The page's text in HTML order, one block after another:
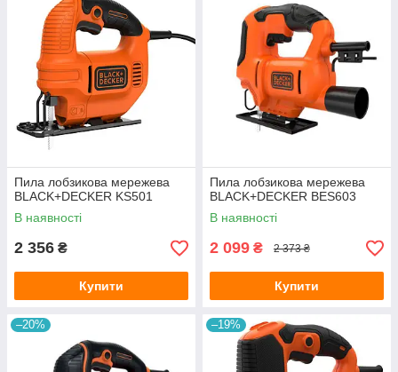
Пила лобзикова мережева
BLACK+DECKER KS501
В наявності
2 356 ₴
Купити
Пила лобзикова мережева
BLACK+DECKER BES603
В наявності
2 099 ₴ 2 373 ₴
Купити
–20% –19%